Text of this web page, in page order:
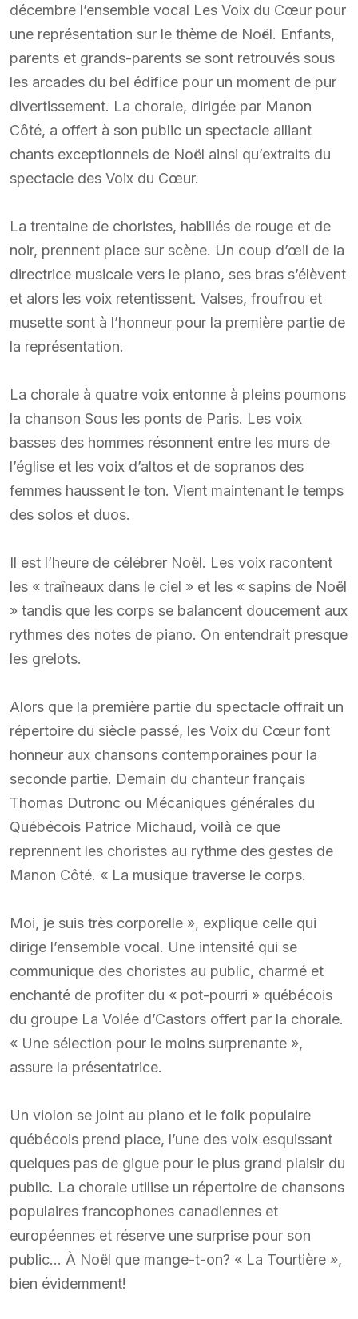
décembre l’ensemble vocal Les Voix du Cœur pour
une représentation sur le thème de Noël. Enfants,
parents et grands-parents se sont retrouvés sous
les arcades du bel édifice pour un moment de pur
divertissement. La chorale, dirigée par Manon
Côté, a offert à son public un spectacle alliant
chants exceptionnels de Noël ainsi qu’extraits du
spectacle des Voix du Cœur.
La trentaine de choristes, habillés de rouge et de
noir, prennent place sur scène. Un coup d’œil de la
directrice musicale vers le piano, ses bras s’élèvent
et alors les voix retentissent. Valses, froufrou et
musette sont à l’honneur pour la première partie de
la représentation.
La chorale à quatre voix entonne à pleins poumons
la chanson Sous les ponts de Paris. Les voix
basses des hommes résonnent entre les murs de
l’église et les voix d’altos et de sopranos des
femmes haussent le ton. Vient maintenant le temps
des solos et duos.
Il est l’heure de célébrer Noël. Les voix racontent
les « traîneaux dans le ciel » et les « sapins de Noël
» tandis que les corps se balancent doucement aux
rythmes des notes de piano. On entendrait presque
les grelots.
Alors que la première partie du spectacle offrait un
répertoire du siècle passé, les Voix du Cœur font
honneur aux chansons contemporaines pour la
seconde partie. Demain du chanteur français
Thomas Dutronc ou Mécaniques générales du
Québécois Patrice Michaud, voilà ce que
reprennent les choristes au rythme des gestes de
Manon Côté. « La musique traverse le corps.
Moi, je suis très corporelle », explique celle qui
dirige l’ensemble vocal. Une intensité qui se
communique des choristes au public, charmé et
enchanté de profiter du « pot-pourri » québécois
du groupe La Volée d’Castors offert par la chorale.
« Une sélection pour le moins surprenante »,
assure la présentatrice.
Un violon se joint au piano et le folk populaire
québécois prend place, l’une des voix esquissant
quelques pas de gigue pour le plus grand plaisir du
public. La chorale utilise un répertoire de chansons
populaires francophones canadiennes et
européennes et réserve une surprise pour son
public… À Noël que mange-t-on? « La Tourtière »,
bien évidemment!